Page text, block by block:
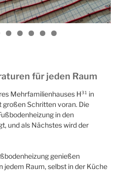
für jeden Raum
Mehrfamilienhauses H³¹ in
Schritten voran. Die
in den
und als Nächstes wird der
genießen
jedem Raum, selbst in der Küche